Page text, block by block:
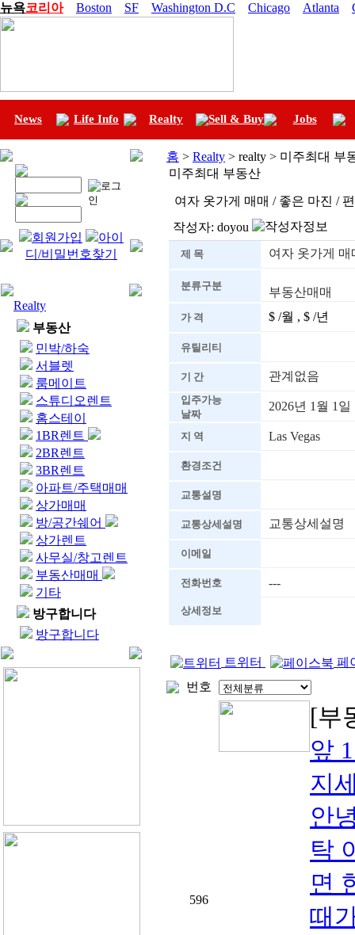
뉴욕코리아 Boston SF Washington D.C Chicago Atlanta
News Life Info Realty Sell & Buy Jobs
회원가입
아이
디/비밀번호찾기
Realty
부동산
민박/하숙
서블렛
룸메이트
스튜디오렌트
홈스테이
1BR렌트
2BR렌트
3BR렌트
아파트/주택매매
상가매매
방/공간쉐어
상가렌트
사무실/창고렌트
부동산매매
기타
방구합니다
방구합니다
홈 > Realty > realty > 미주최대 부
미주최대 부동산
여자 옷가게 매매 / 좋은 마진 /
작성자: doyou
제 목 여자 옷가게
분류구분 부동산매매
가 격 $ /월 , $ /년
유틸리티
기 간 관계없음
입주가능
날짜
2026년 1월 1일
지 역 Las Vegas
환경조건
교통설명
교통상세설명 교통상세설명
이메일
전화번호 ---
상세정보
트위터
페
번호
596
[부
앞
지
안
탁
면
때